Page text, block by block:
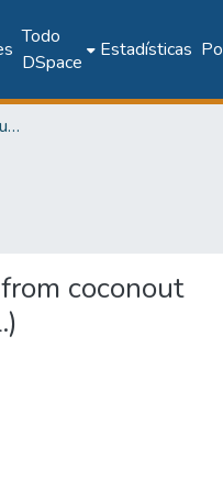
Todo
DSpace
Estadísticas
Editorial Universitaria y Publicaciones Seriadas
coconout